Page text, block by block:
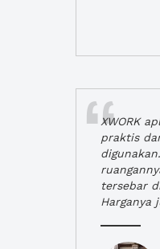
XWORK
praktis
tersebar
Harganya